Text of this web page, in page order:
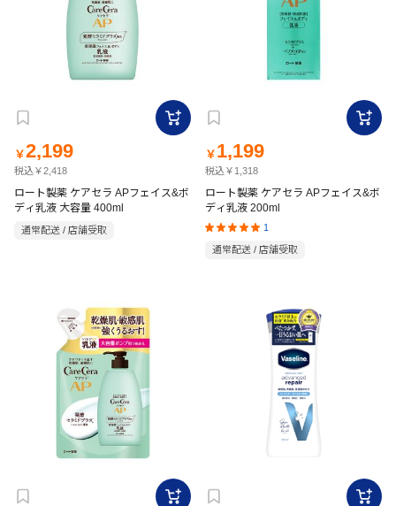
￥2,199
税込￥2,418
ロート製薬 ケアセラ APフェイス&ボ
ディ乳液 大容量 400ml
通常配送 / 店舗受取
￥ 1,199
税込￥1,318
ロート製薬 ケアセラ APフェイス&ボ
ディ乳液 200ml
1
通常配送 / 店舗受取